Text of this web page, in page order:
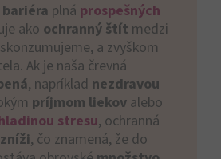
plná prospešných
ako ochranný štít medzi
a zvyškom
Ak je naša črevná
, napríklad nezdravou
príjmom liekov alebo
stresu, ochranná
zníži, čo znamená, že do